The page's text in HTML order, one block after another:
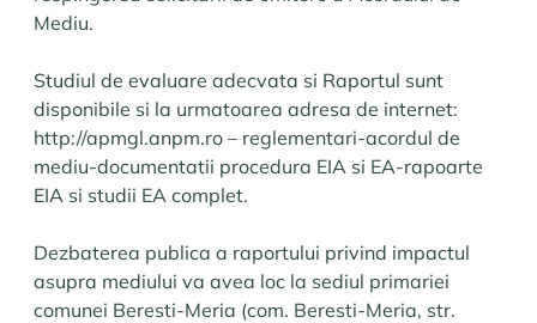
Mediu.
Studiul de evaluare adecvata si Raportul sunt
disponibile si la urmatoarea adresa de internet:
http://apmgl.anpm.ro – reglementari-acordul de
mediu-documentatii procedura EIA si EA-rapoarte
EIA si studii EA complet.
Dezbaterea publica a raportului privind impactul
asupra mediului va avea loc la sediul primariei
comunei Beresti-Meria (com. Beresti-Meria, str.